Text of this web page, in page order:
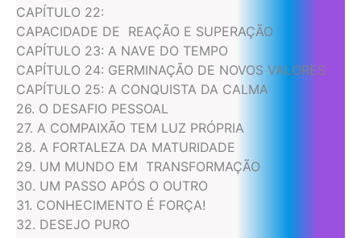
CAPÍTULO 22:
CAPACIDADE DE REAÇÃO E SUPERAÇÃO
CAPÍTULO 23: A NAVE DO TEMPO
CAPÍTULO 24: GERMINAÇÃO DE NOVOS VALORES
CAPÍTULO 25: A CONQUISTA DA CALMA
26. O DESAFIO PESSOAL
27. A COMPAIXÃO TEM LUZ PRÓPRIA
28. A FORTALEZA DA MATURIDADE
29. UM MUNDO EM TRANSFORMAÇÃO
30. UM PASSO APÓS O OUTRO
31. CONHECIMENTO É FORÇA!
32. DESEJO PURO